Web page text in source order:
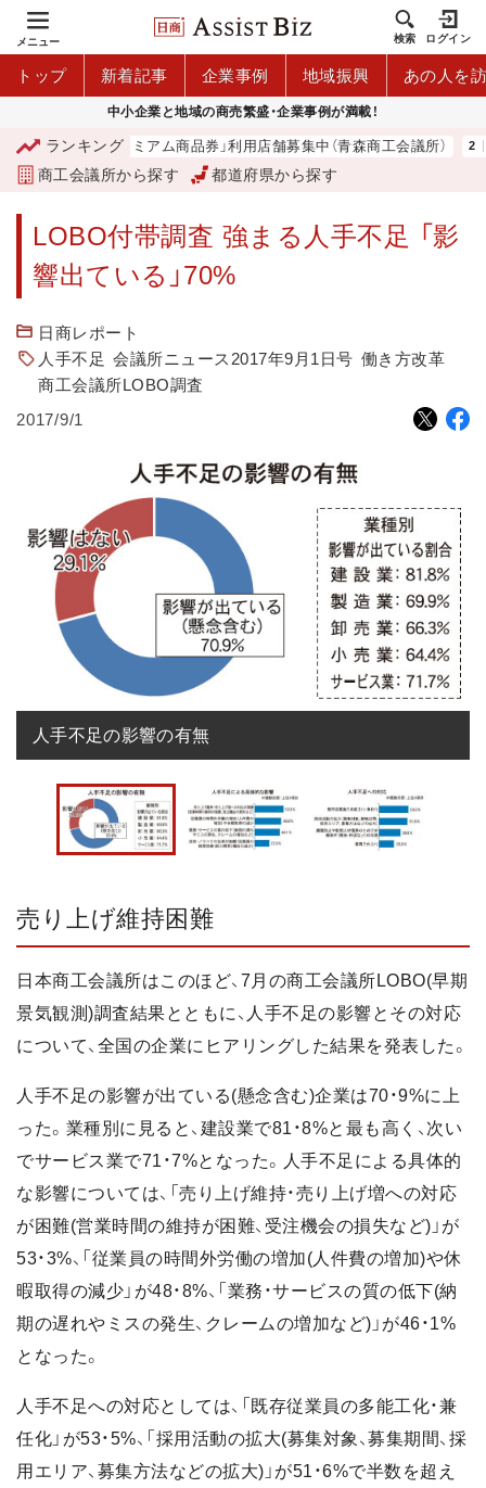
メニュー 検索 ログイン
トップ 新着記事 企業事例 地域振興 あの人を
中小企業と地域の商売繁盛・企業事例が満載！
ランキング
「青森市プレミアム商品券」利用店舗募集中（青森商工会議所）
商工会議所から探す 都道府県から探す
LOBO付帯調査 強まる人手不足 「影
響出ている」70%
日商レポート
人手不足 会議所ニュース2017年9月1日号 働き方改革
商工会議所LOBO調査
2017/9/1
人手不足の影響の有無
売り上げ維持困難
日本商工会議所はこのほど、7月の商工会議所LOBO(早期
景気観測)調査結果とともに、人手不足の影響とその対応
について、全国の企業にヒアリングした結果を発表した。
人手不足の影響が出ている(懸念含む)企業は70・9%に上
った。業種別に見ると、建設業で81・8%と最も高く、次い
でサービス業で71・7%となった。人手不足による具体的
な影響については、「売り上げ維持・売り上げ増への対応
が困難(営業時間の維持が困難、受注機会の損失など)」が
53・3%、「従業員の時間外労働の増加(人件費の増加)や休
暇取得の減少」が48・8%、「業務・サービスの質の低下(納
期の遅れやミスの発生、クレームの増加など)」が46・1%
となった。
人手不足への対応としては、「既存従業員の多能工化・兼
任化」が53・5%、「採用活動の拡大(募集対象、募集期間、採
用エリア、募集方法などの拡大)」が51・6%で半数を超え